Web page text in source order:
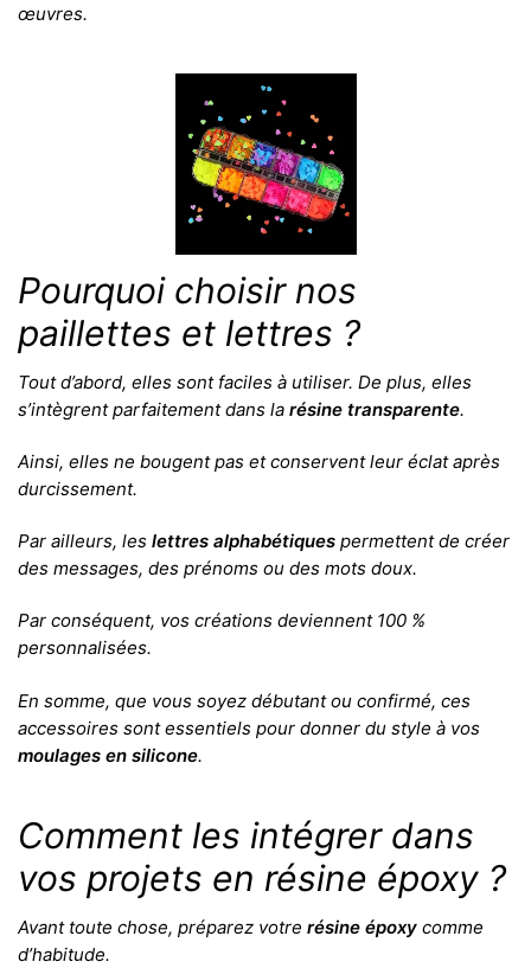
œuvres.
Pourquoi choisir nos
paillettes et lettres ?
Tout d’abord, elles sont faciles à utiliser. De plus, elles
s’intègrent parfaitement dans la résine transparente.
Ainsi, elles ne bougent pas et conservent leur éclat après
durcissement.
Par ailleurs, les lettres alphabétiques permettent de créer
des messages, des prénoms ou des mots doux.
Par conséquent, vos créations deviennent 100 %
personnalisées.
En somme, que vous soyez débutant ou confirmé, ces
accessoires sont essentiels pour donner du style à vos
moulages en silicone.
Comment les intégrer dans
vos projets en résine époxy ?
Avant toute chose, préparez votre résine époxy comme
d’habitude.